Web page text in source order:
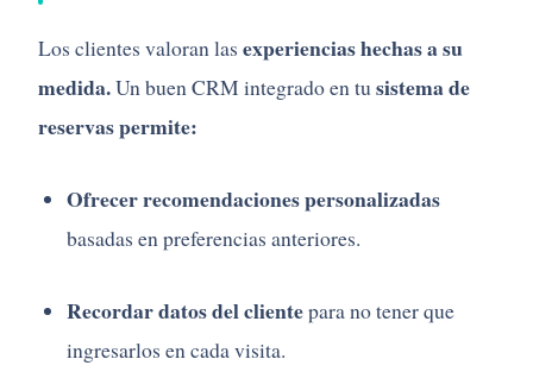
Los clientes valoran las experiencias hechas a su
medida.Un buen CRM integrado en tu sistema de
reservas permite:
Ofrecer recomendaciones personalizadas
basadas en preferencias anteriores.
Recordar datos del clientepara no tener que
ingresarlos en cada visita.